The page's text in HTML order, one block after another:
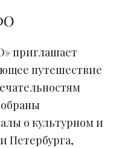
приглашает
путешествие
о культурном и
Петербурга,